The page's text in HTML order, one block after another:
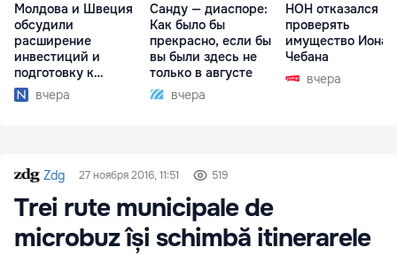
Молдова и Швеция
обсудили
расширение
инвестиций и
подготовку к
отопительному
сезону
вчера
Санду — диаспоре:
Как было бы
прекрасно, если бы
вы были здесь не
только в августе
вчера
НОН отказался
проверять
имущество Иона
Чебана
вчера
Zdg 27 ноября 2016, 11:51 519
Trei rute municipale de
microbuz își schimbă itinerarele